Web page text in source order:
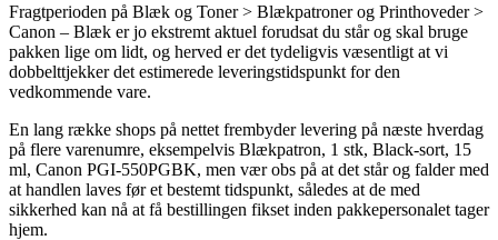
Fragtperioden på Blæk og Toner > Blækpatroner og Printhoveder >
Canon – Blæk er jo ekstremt aktuel forudsat du står og skal bruge
pakken lige om lidt, og herved er det tydeligvis væsentligt at vi
dobbelttjekker det estimerede leveringstidspunkt for den
vedkommende vare.
En lang række shops på nettet frembyder levering på næste hverdag
på flere varenumre, eksempelvis Blækpatron, 1 stk, Black-sort, 15
ml, Canon PGI-550PGBK, men vær obs på at det står og falder med
at handlen laves før et bestemt tidspunkt, således at de med
sikkerhed kan nå at få bestillingen fikset inden pakkepersonalet tager
hjem.